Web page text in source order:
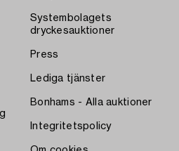
Systembolagets
dryckesauktioner
Press
Lediga tjänster
Bonhams - Alla auktioner
Integritetspolicy